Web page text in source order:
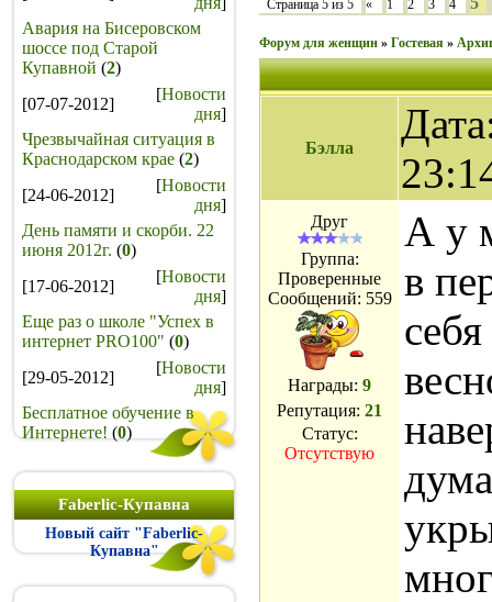
Авария на Бисеровском
шоссе под Старой
Купавной (2)
[07-07-2012]
[Новости
дня]
Чрезвычайная ситуация в
Краснодарском крае (2)
[24-06-2012]
[Новости
дня]
День памяти и скорби. 22
июня 2012г. (0)
[17-06-2012]
[Новости
дня]
Еще раз о школе "Успех в
интернет PRO100" (0)
[29-05-2012]
[Новости
дня]
Бесплатное обучение в
Интернете! (0)
Faberlic-Купавна
Новый сайт "Faberlic-
Купавна"
Страница 5 из 5 « 1 2 3 4
Форум для женщин » Гостевая »
Бэлла
Друг
Группа:
Проверенные
Сообщений: 559
Награды: 9
Репутация: 21
Статус:
Отсутствую
А у
в